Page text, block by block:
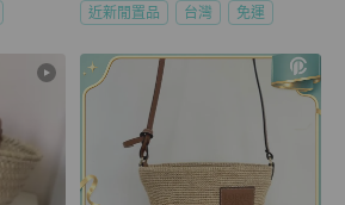
近新閒置品 台灣 免運